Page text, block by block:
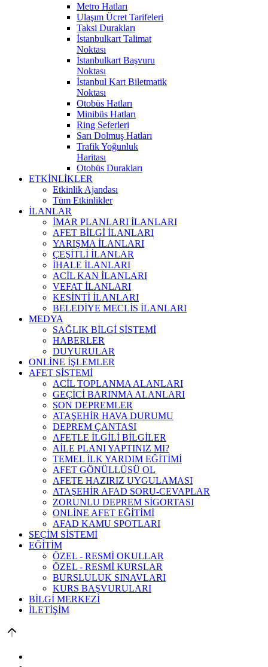
Metro Hatları
Ulaşım Ücret Tarifeleri
Taksi Durakları
İstanbulkart Talimat
Noktası
İstanbulkart Başvuru
Noktası
İstanbul Kart Biletmatik
Noktası
Otobüs Hatları
Minibüs Hatları
Ring Seferleri
Sarı Dolmuş Hatları
Trafik Yoğunluk
Haritası
Otobüs Durakları
ETKİNLİKLER
Etkinlik Ajandası
Tüm Etkinlikler
İLANLAR
İMAR PLANLARI İLANLARI
AFET BİLGİ İLANLARI
YARIŞMA İLANLARI
ÇEŞİTLİ İLANLAR
İHALE İLANLARI
ACİL KAN İLANLARI
VEFAT İLANLARI
KESİNTİ İLANLARI
BELEDİYE MECLİS İLANLARI
MEDYA
SAĞLIK BİLGİ SİSTEMİ
HABERLER
DUYURULAR
ONLİNE İŞLEMLER
AFET SİSTEMİ
ACİL TOPLANMA ALANLARI
GEÇİCİ BARINMA ALANLARI
SON DEPREMLER
ATAŞEHİR HAVA DURUMU
DEPREM ÇANTASI
AFETLE İLGİLİ BİLGİLER
AİLE PLANI YAPTINIZ MI?
TEMEL İLK YARDIM EĞİTİMİ
AFET GÖNÜLLÜSÜ OL
AFETE HAZIRIZ UYGULAMASI
ATAŞEHİR AFAD SORU-CEVAPLAR
ZORUNLU DEPREM SİGORTASI
ONLİNE AFET EĞİTİMİ
AFAD KAMU SPOTLARI
SEÇİM SİSTEMİ
EĞİTİM
ÖZEL - RESMİ OKULLAR
ÖZEL - RESMİ KURSLAR
BURSLULUK SINAVLARI
KURS BAŞVURULARI
BİLGİ MERKEZİ
İLETİŞİM